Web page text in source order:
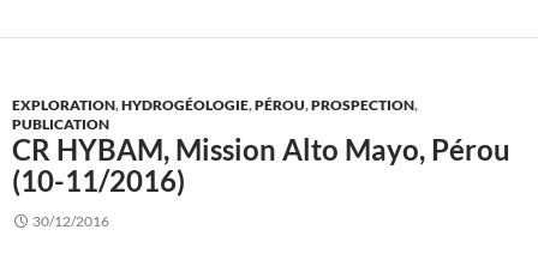
EXPLORATION,HYDROGÉOLOGIE,PÉROU,PROSPECTION,
PUBLICATION
CR HYBAM, Mission Alto Mayo, Pérou
(10-11/2016)
30/12/2016